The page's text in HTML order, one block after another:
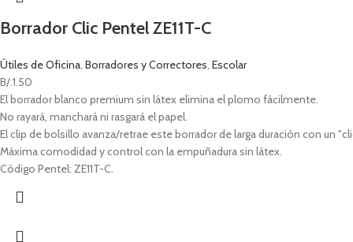
Borrador Clic Pentel ZE11T-C
Útiles de Oficina, Borradores y Correctores, Escolar
B/.1.50
El borrador blanco premium sin látex elimina el plomo fácilmente.
No rayará, manchará ni rasgará el papel.
El clip de bolsillo avanza/retrae este borrador de larga duración con un
Máxima comodidad y control con la empuñadura sin látex.
Código Pentel: ZE11T-C.